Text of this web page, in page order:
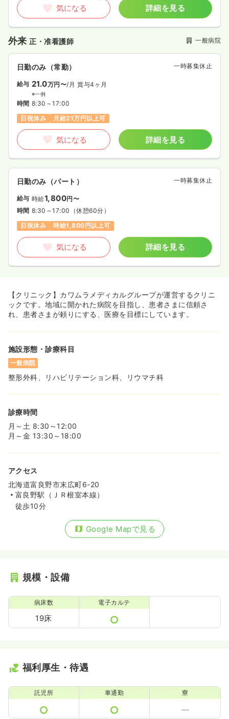
気になる 詳細を見る
外来正・准看護師 一般病院
日勤のみ（常勤） 一時募集休止
給与 21.0万円〜/月 賞与4ヶ月
※一例
時間 8:30～17:00
日祝休み
月給21万円以上可
気になる 詳細を見る
日勤のみ（パート） 一時募集休止
給与 時給1,800円〜
時間 8:30～17:00 （休憩60分）
日祝休み
時給1,800円以上可
気になる 詳細を見る
【クリニック】カワムラメディカルグループが運営するクリニ
ックです。地域に開かれた病院を目指し、患者さまに信頼さ
れ、患者さまが頼りにする、医療を目標にしています。
施設形態・診療科目
一般病院
整形外科、リハビリテーション科、リウマチ科
診療時間
月～土 8:30～12:00
月～金 13:30～18:00
アクセス
北海道富良野市末広町6-20
富良野駅（ＪＲ根室本線）
徒歩10分
Google Mapで見る
規模・設備
病床数
19床
電子カルテ
福利厚生・待遇
託児所 車通勤 寮